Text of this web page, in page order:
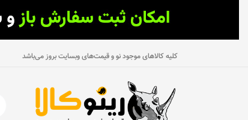
کلیه کالاهای موجود نو و قیمت‌های وبسایت بروز می‌باشد